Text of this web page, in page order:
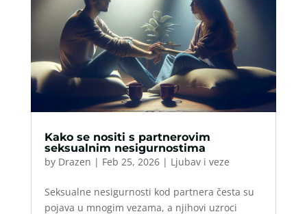
Kako se nositi s partnerovim
seksualnim nesigurnostima
by Drazen | Feb 25, 2026| Ljubav i veze
Seksualne nesigurnosti kod partnera česta su
pojava u mnogim vezama, a njihovi uzroci